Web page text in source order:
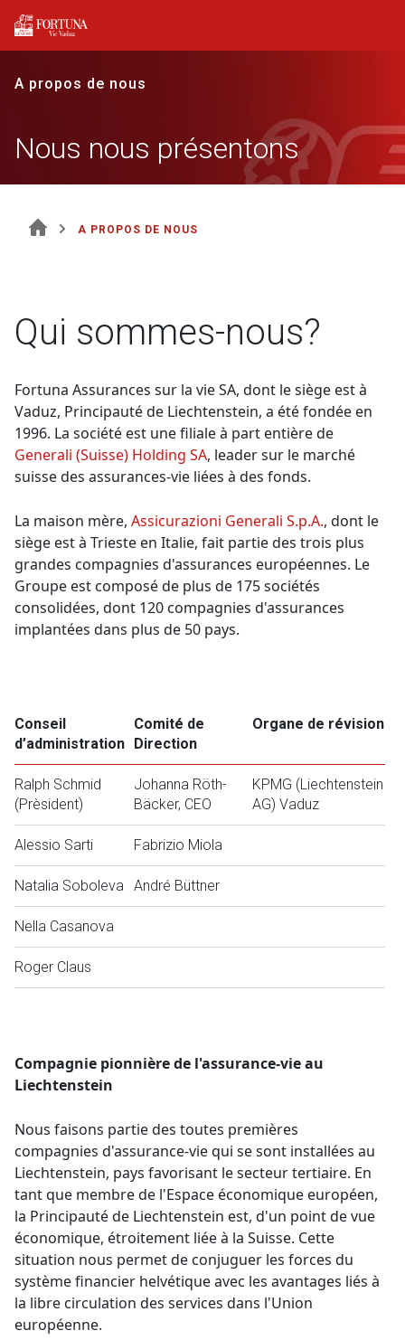
A propos de nous
Nous nous présentons
A PROPOS DE NOUS
Qui sommes-nous?
Fortuna Assurances sur la vie SA, dont le siège est à
Vaduz, Principauté de Liechtenstein, a été fondée en
1996. La société est une filiale à part entière de
Generali (Suisse) Holding SA, leader sur le marché
suisse des assurances-vie liées à des fonds.
La maison mère, Assicurazioni Generali S.p.A., dont le
siège est à Trieste en Italie, fait partie des trois plus
grandes compagnies d'assurances européennes. Le
Groupe est composé de plus de 175 sociétés
consolidées, dont 120 compagnies d'assurances
implantées dans plus de 50 pays.
Conseil
d’administration
Comité de
Direction
Organe de révision
Ralph Schmid
(Prèsident)
Johanna Röth-
Bäcker, CEO
KPMG (Liechtenstein
AG) Vaduz
Alessio Sarti Fabrizio Miola
Natalia Soboleva André Büttner
Nella Casanova
Roger Claus
Compagnie pionnière de l'assurance-vie au
Liechtenstein
Nous faisons partie des toutes premières
compagnies d'assurance-vie qui se sont installées au
Liechtenstein, pays favorisant le secteur tertiaire. En
tant que membre de l'Espace économique européen,
la Principauté de Liechtenstein est, d'un point de vue
économique, étroitement liée à la Suisse. Cette
situation nous permet de conjuguer les forces du
système financier helvétique avec les avantages liés à
la libre circulation des services dans l'Union
européenne.